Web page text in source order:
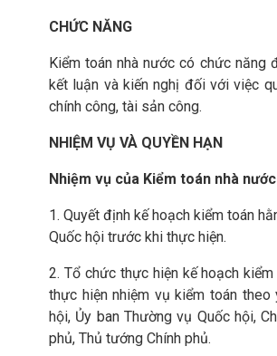
CHỨC NĂNG
Kiểm toán nhà nước có chức năng
kết luận và kiến nghị đối với việc
chính công, tài sản công.
NHIỆM VỤ VÀ QUYỀN HẠN
Nhiệm vụ của Kiểm toán nhà nước
1. Quyết định kế hoạch kiểm toán
Quốc hội trước khi thực hiện.
2. Tổ chức thực hiện kế hoạch
thực hiện nhiệm vụ kiểm toán theo
hội, Ủy ban Thường vụ Quốc hội,
phủ, Thủ tướng Chính phủ.